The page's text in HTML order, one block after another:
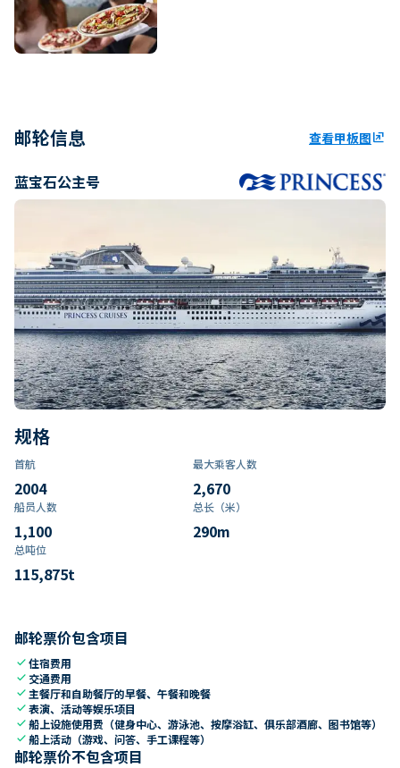
邮轮信息 查看甲板图ungroup
蓝宝石公主号
规格
首航
2004
最大乘客人数
2,670
船员人数
1,100
总长（米）
290m
总吨位
115,875t
邮轮票价包含项目
check住宿费用
check 交通费用
check 主餐厅和自助餐厅的早餐、午餐和晚餐
check表演、活动等娱乐项目
check船上设施使用费（健身中心、游泳池、按摩浴缸、俱乐部酒廊、图书馆等）
check船上活动（游戏、问答、手工课程等）
邮轮票价不包含项目